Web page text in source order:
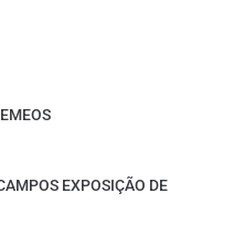
EXPOSIÇÃO DE